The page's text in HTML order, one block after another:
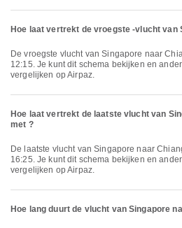
Hoe laat vertrekt de vroegste -vlucht van
De vroegste vlucht van Singapore naar Chiang Rai met Scoot vertrekt om
12:15. Je kunt dit schema bekijken en
vergelijken op Airpaz.
Hoe laat vertrekt de laatste vlucht van
met ?
De laatste vlucht van Singapore naar Chiang Rai met Scoot vertrekt om
16:25. Je kunt dit schema bekijken en
vergelijken op Airpaz.
Hoe lang duurt de vlucht van Singapore